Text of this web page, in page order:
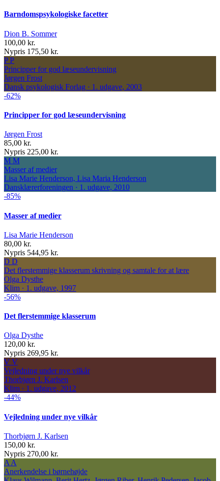
Barndomspsykologiske facetter
Dion B. Sommer
100,00 kr.
Nypris 175,50 kr.
P P
Principper for god læseundervisning
Jørgen Frost
Dansk psykologisk Forlag · 1. udgave, 2003
-62%
Principper for god læseundervisning
Jørgen Frost
85,00 kr.
Nypris 225,00 kr.
M M
Masser af medier
Lisa Marie Henderson, Lisa Maria Henderson
Dansklærerforeningen · 1. udgave, 2010
-85%
Masser af medier
Lisa Marie Henderson
80,00 kr.
Nypris 544,95 kr.
D D
Det flerstemmige klasserum skrivning og samtale for at lære
Olga Dysthe
Klim · 1. udgave, 1997
-56%
Det flerstemmige klasserum
Olga Dysthe
120,00 kr.
Nypris 269,95 kr.
V V
Vejledning under nye vilkår
Thorbjørn J. Karlsen
Klim · 1. udgave, 2012
-44%
Vejledning under nye vilkår
Thorbjørn J. Karlsen
150,00 kr.
Nypris 270,00 kr.
A A
Anerkendelse i børnehøjde